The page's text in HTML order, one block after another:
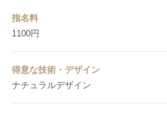
指名料
1100円
得意な技術・デザイン
ナチュラルデザイン